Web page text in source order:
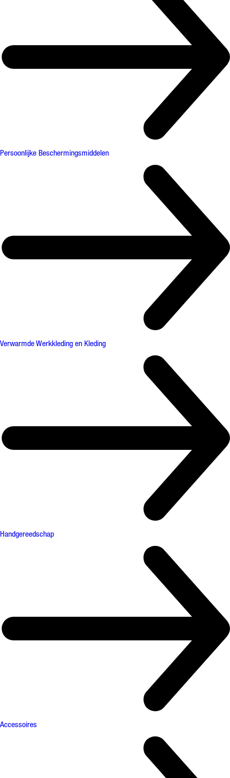
Persoonlijke Beschermingsmiddelen
Verwarmde Werkkleding en Kleding
Handgereedschap
Accessoires